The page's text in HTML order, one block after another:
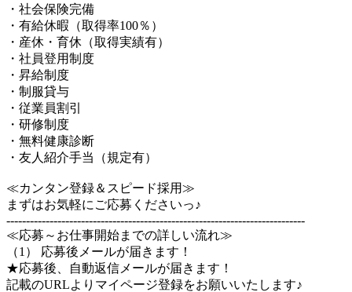
・社会保険完備
・有給休暇（取得率100％）
・産休・育休（取得実績有）
・社員登用制度
・昇給制度
・制服貸与
・従業員割引
・研修制度
・無料健康診断
・友人紹介手当（規定有）
≪カンタン登録＆スピード採用≫
まずはお気軽にご応募くださいっ♪
----------------------------------------------------------------------------
≪応募～お仕事開始までの詳しい流れ≫
（1） 応募後メールが届きます！
★応募後、自動返信メールが届きます！
記載のURLよりマイページ登録をお願いいたします♪